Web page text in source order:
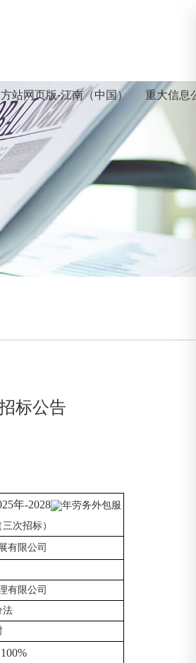
站网页版-江南（中国） 重大信息
标公告
年-2028
年劳务外包服
次招标）
有限公司
有限公司
法